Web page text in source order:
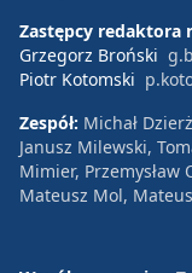
Zastępcy redaktora
Grzegorz Broński
Piotr Kotomski
Zespół: Michał
Janusz Milewski,
Mimier, Przemysław
Mateusz Mol,